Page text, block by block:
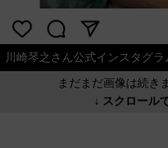
川崎琴之さん公式インスタグ
まだまだ画像は続き
↓ スクロール